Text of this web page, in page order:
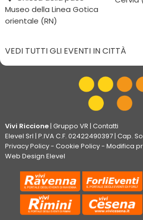
Museo della Linea Gotica
orientale (RN)
VEDI TUTTI GLI EVENTI IN CITTÀ
Vivi Riccione| Gruppo VR | Contatti
Elevel Srl | P.IVA C.F. 02422490397 | Cap.
Privacy Policy- Cookie Policy- Modifica
Web Design Elevel